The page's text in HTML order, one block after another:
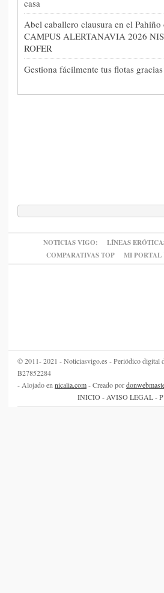
casa
Abel caballero clausura en el
CAMPUS ALERTANAVIA 2026
ROFER
Gestiona fácilmente tus flotas
NOTICIAS VIGO: LÍNEAS
COMPARATIVAS TOP
MI PORTAL
© 2011- 2021 - Noticiasvigo.es - Periódico digital
B27852284
- Alojado en nicalia.com- Creado por
INICIO- AVISO LEGAL-